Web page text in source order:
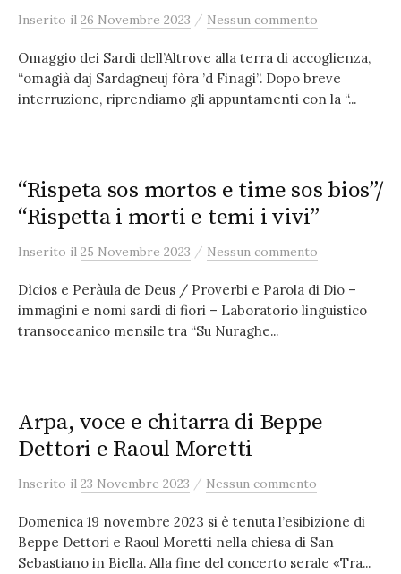
Inserito il 26 Novembre 2023 / Nessun commento
Omaggio dei Sardi dell’Altrove alla terra di accoglienza,
“omagià daj Sardagneuj fòra ’d Finagi”. Dopo breve
interruzione, riprendiamo gli appuntamenti con la “...
“Rispeta sos mortos e time sos bios”/
“Rispetta i morti e temi i vivi”
Inserito il 25 Novembre 2023 / Nessun commento
Dìcios e Peràula de Deus / Proverbi e Parola di Dio –
immagini e nomi sardi di fiori – Laboratorio linguistico
transoceanico mensile tra “Su Nuraghe...
Arpa, voce e chitarra di Beppe
Dettori e Raoul Moretti
Inserito il 23 Novembre 2023 / Nessun commento
Domenica 19 novembre 2023 si è tenuta l’esibizione di
Beppe Dettori e Raoul Moretti nella chiesa di San
Sebastiano in Biella. Alla fine del concerto serale «Tra...